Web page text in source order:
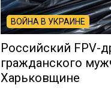
ВОЙНА В УКРАИНЕ
Российский FPV-
гражданского
Харьковщине